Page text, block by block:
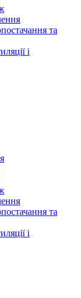
та
і
та
і